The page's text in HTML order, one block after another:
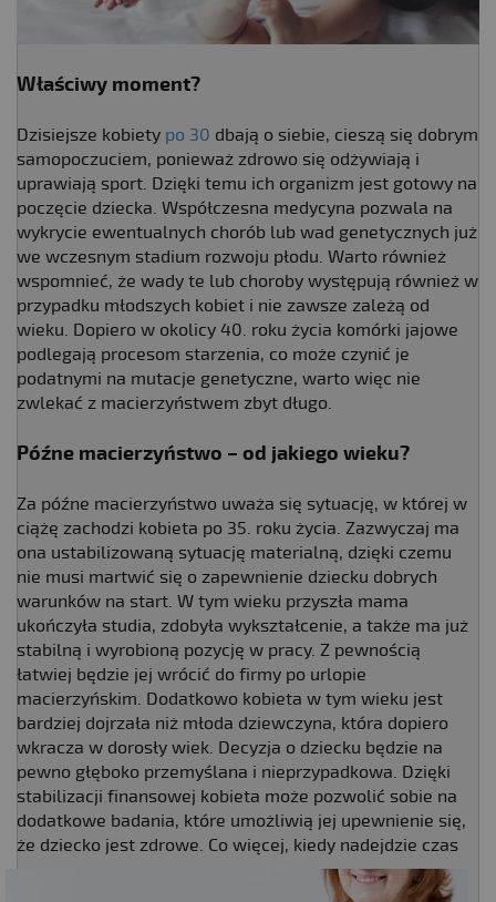
Właściwy moment?
Dzisiejsze kobiety po 30 dbają o siebie, cieszą się dobrym
samopoczuciem, ponieważ zdrowo się odżywiają i
uprawiają sport. Dzięki temu ich organizm jest gotowy na
poczęcie dziecka. Współczesna medycyna pozwala na
wykrycie ewentualnych chorób lub wad genetycznych już
we wczesnym stadium rozwoju płodu. Warto również
wspomnieć, że wady te lub choroby występują również w
przypadku młodszych kobiet i nie zawsze zależą od
wieku. Dopiero w okolicy 40. roku życia komórki jajowe
podlegają procesom starzenia, co może czynić je
podatnymi na mutacje genetyczne, warto więc nie
zwlekać z macierzyństwem zbyt długo.
Późne macierzyństwo – od jakiego wieku?
Za późne macierzyństwo uważa się sytuację, w której w
ciążę zachodzi kobieta po 35. roku życia. Zazwyczaj ma
ona ustabilizowaną sytuację materialną, dzięki czemu
nie musi martwić się o zapewnienie dziecku dobrych
warunków na start. W tym wieku przyszła mama
ukończyła studia, zdobyła wykształcenie, a także ma już
stabilną i wyrobioną pozycję w pracy. Z pewnością
łatwiej będzie jej wrócić do firmy po urlopie
macierzyńskim. Dodatkowo kobieta w tym wieku jest
bardziej dojrzała niż młoda dziewczyna, która dopiero
wkracza w dorosły wiek. Decyzja o dziecku będzie na
pewno głęboko przemyślana i nieprzypadkowa. Dzięki
stabilizacji finansowej kobieta może pozwolić sobie na
dodatkowe badania, które umożliwią jej upewnienie się,
że dziecko jest zdrowe. Co więcej, kiedy nadejdzie czas